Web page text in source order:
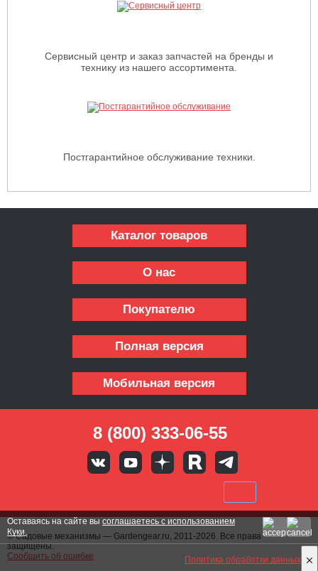
Сервисный центр и заказ запчастей на бренды и
технику из нашего ассортимента.
Постгарантийное обслуживание техники.
Каталог товаров
О нас
Покупателю
Полная версия
Мобильная версия
8 (800) 333-06-55
© Садовые механизмы — Gardengear.ru, 2011-2026. Все права
защищены.
Сообщить об ошибке
Политика обработки данных
Оставаясь на сайте вы соглашаетесь с использованием
Куки.